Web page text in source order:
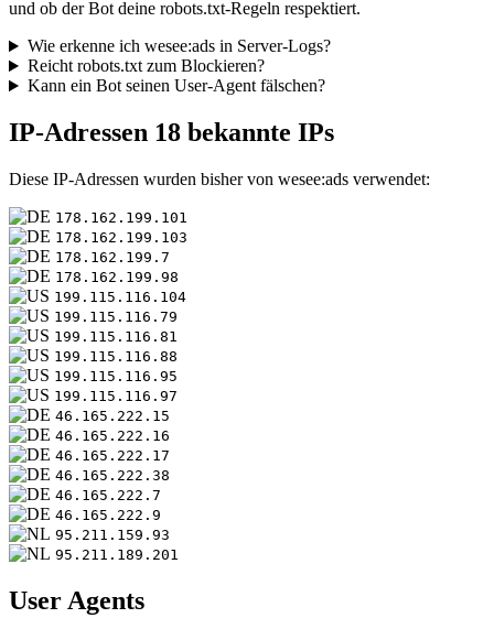
und ob der Bot deine robots.txt-Regeln respektiert.
Wie erkenne ich wesee:ads in Server-Logs?
Reicht robots.txt zum Blockieren?
Kann ein Bot seinen User-Agent fälschen?
IP-Adressen 18 bekannte IPs
Diese IP-Adressen wurden bisher von wesee:ads verwendet:
178.162.199.101
178.162.199.103
178.162.199.7
178.162.199.98
199.115.116.104
199.115.116.79
199.115.116.81
199.115.116.88
199.115.116.95
199.115.116.97
46.165.222.15
46.165.222.16
46.165.222.17
46.165.222.38
46.165.222.7
46.165.222.9
95.211.159.93
95.211.189.201
User Agents